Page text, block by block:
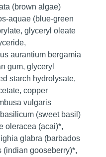
(brown algae)
aquae (blue-green
glyceryl oleate
aurantium bergamia
gum, glyceryl
starch hydrolysate,
copper
vulgaris
(sweet basil)
oleracea (acai)*,
glabra (barbados
(indian gooseberry)*,